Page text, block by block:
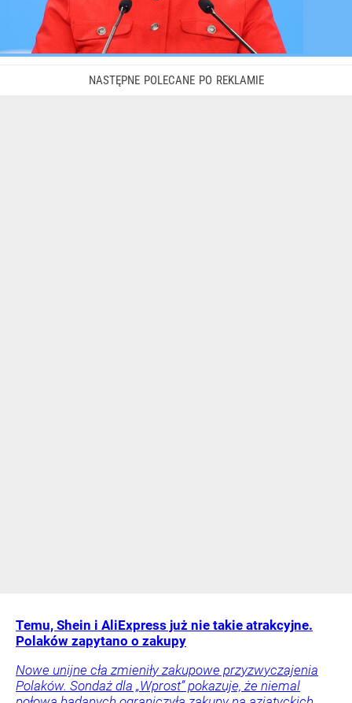
Temu, Shein i AliExpress już nie takie atrakcyjne.
Polaków zapytano o zakupy
Nowe unijne cła zmieniły zakupowe przyzwyczajenia
Polaków. Sondaż dla „Wprost” pokazuje, że niemal